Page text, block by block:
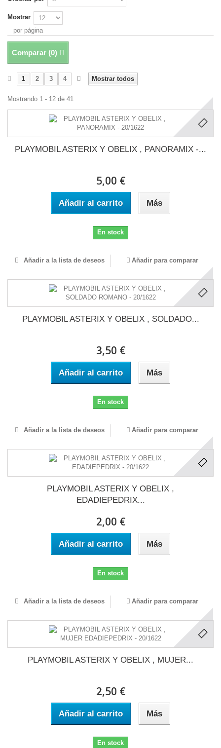
Mostrar
por página
Comparar (0)
Mostrar todos
1 2 3 4
Mostrando 1 - 12 de 41
PLAYMOBIL ASTERIX Y OBELIX , PANORAMIX -...
5,00 €
Añadir al carrito Más
En stock
Añadir a la lista de deseos Añadir para comparar
PLAYMOBIL ASTERIX Y OBELIX , SOLDADO...
3,50 €
Añadir al carrito Más
En stock
Añadir a la lista de deseos Añadir para comparar
PLAYMOBIL ASTERIX Y OBELIX ,
EDADIEPEDRIX...
2,00 €
Añadir al carrito Más
En stock
Añadir a la lista de deseos Añadir para comparar
PLAYMOBIL ASTERIX Y OBELIX , MUJER...
2,50 €
Añadir al carrito Más
En stock